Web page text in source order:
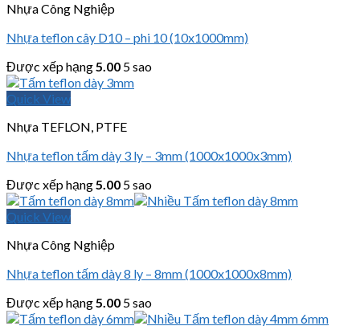
Nhựa Công Nghiệp
Nhựa teflon cây D10 – phi 10 (10x1000mm)
Được xếp hạng5.00 5 sao
Quick View
Nhựa TEFLON, PTFE
Nhựa teflon tấm dày 3 ly – 3mm (1000x1000x3mm)
Được xếp hạng5.00 5 sao
Quick View
Nhựa Công Nghiệp
Nhựa teflon tấm dày 8 ly – 8mm (1000x1000x8mm)
Được xếp hạng5.00 5 sao